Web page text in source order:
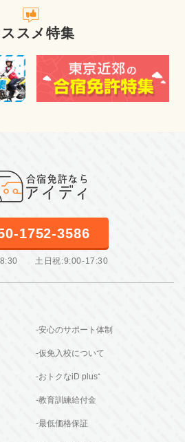
スメ特集
1752-3586
土日祝:9:00-17:30
-安心のサポート体制
-仮免入校について
-おトクなiD plus⁺
-教育訓練給付金
-最低価格保証